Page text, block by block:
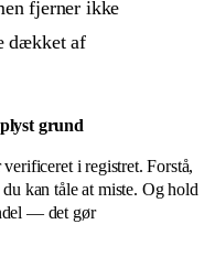
fjerner ikke
dækket af
grund
i registret. Forstå,
kan tåle at miste. Og hold
— det gør